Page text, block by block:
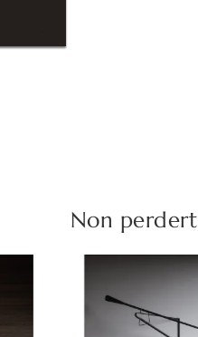
Non